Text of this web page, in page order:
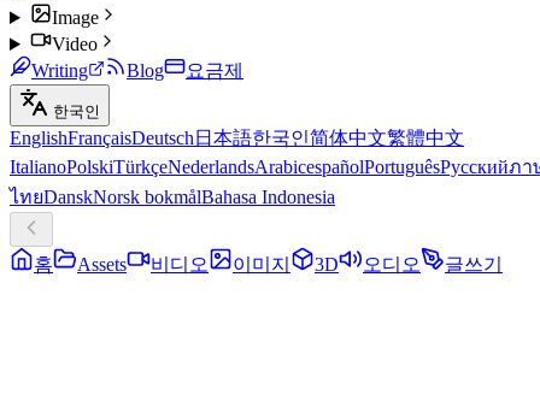
Image
Video
Writing
Blog 요금제
한국인
EnglishFrançaisDeutsch 日本語한국인简体中文繁體中文
ItalianoPolskiTürkçeNederlandsArabicespañolPortuguêsРусскийภา
ไทยDanskNorsk bokmålBahasa Indonesia
홈 Assets 비디오 이미지 3D 오디오 글쓰기